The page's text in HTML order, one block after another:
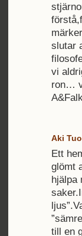
slutar
vi
ron…
Aki
Ett
glömt
hjälpa
till en